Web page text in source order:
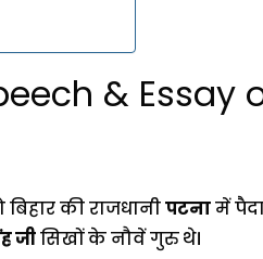
& Essay
बिहार की राजधानीपटनामें
जीसिखों के नौवें गुरु थे।